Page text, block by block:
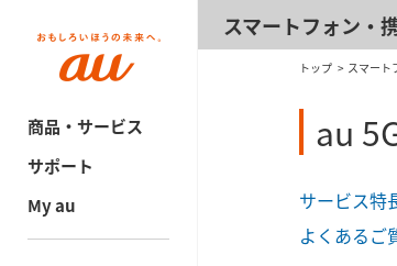
商品・サービス
サポート
My au
スマートフォン・
トップ スマート
au
サービス特
よくあるご